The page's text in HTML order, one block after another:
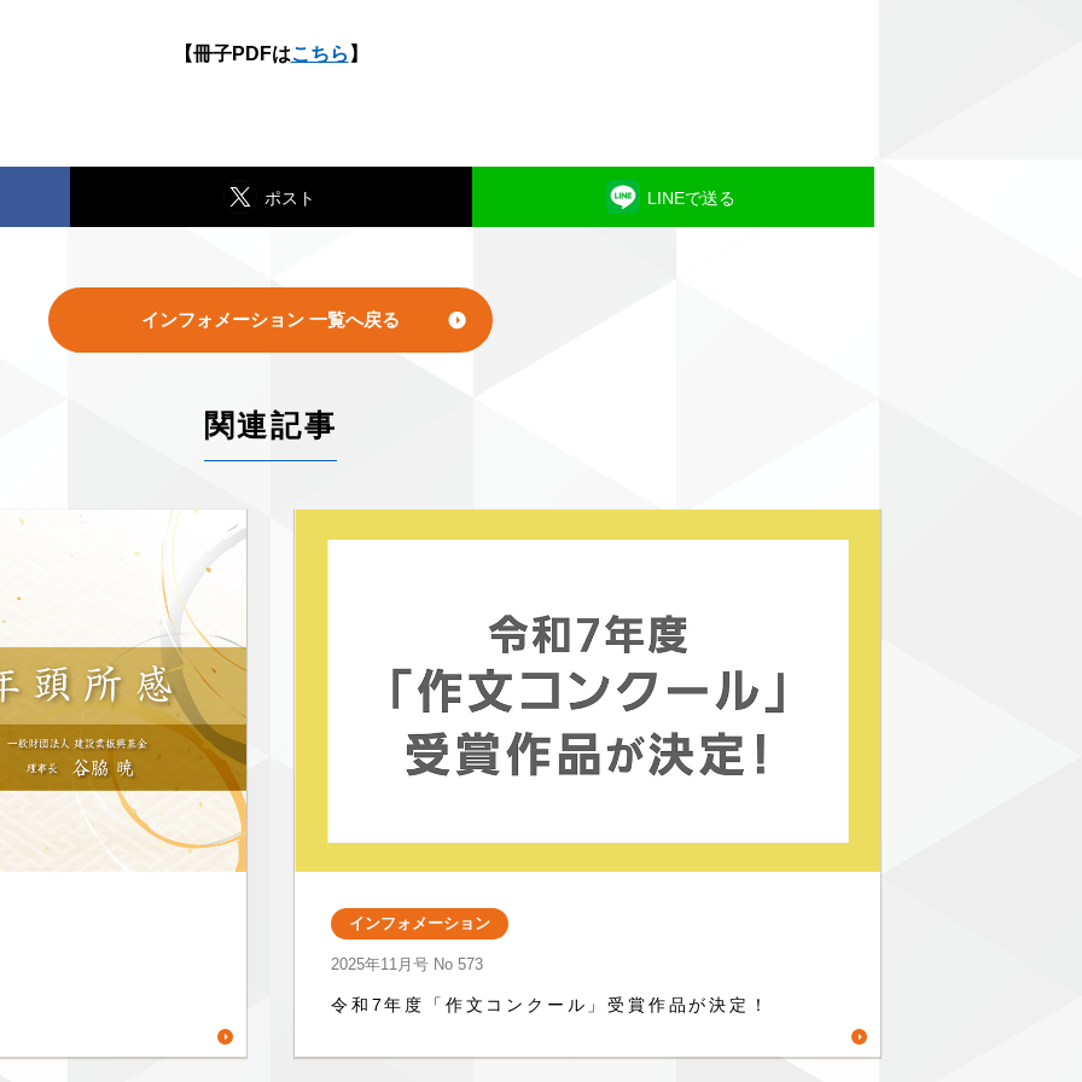
【冊子PDFはこちら 】
ポスト LINEで送る
インフォメーション 一覧へ戻る
関連記事
インフォメーション
2025年11月号 No 573
令和7年度「作文コンクール」受賞作品が決定！